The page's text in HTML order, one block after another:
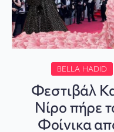
BELLA HADID
Φεστιβάλ
Νίρο πήρε
Φοίνικα